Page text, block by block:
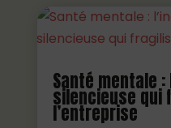
Santé mentale
silencieuse qui
l’entreprise